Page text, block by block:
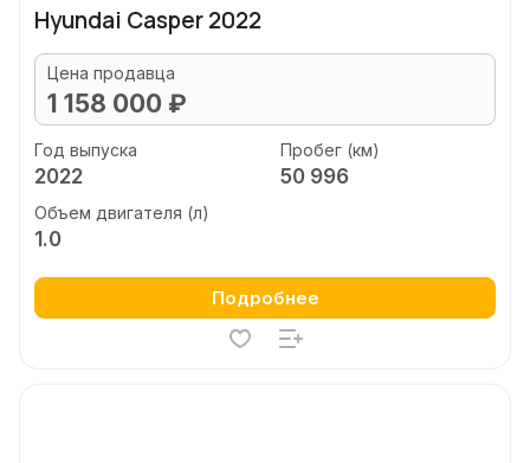
Hyundai Casper 2022
Цена продавца
1 158 000 ₽
Год выпуска
2022
Пробег (км)
50 996
Объем двигателя (л)
1.0
Подробнее